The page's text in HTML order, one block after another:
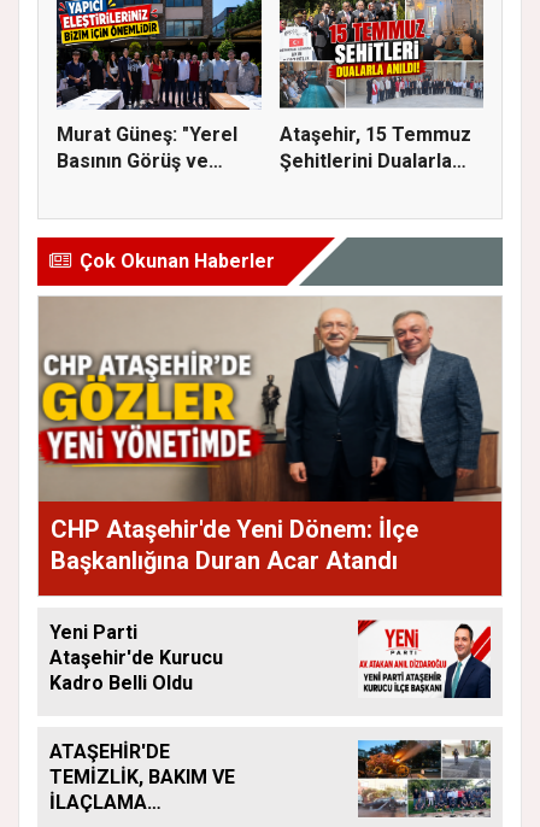
Murat Güneş: "Yerel
Basının Görüş ve
Ataşehir, 15 Temmuz
Şehitlerini Dualarla
Çok Okunan Haberler
CHP Ataşehir'de Yeni Dönem: İlçe
Başkanlığına Duran Acar Atandı
Yeni Parti
Ataşehir'de Kurucu
Kadro Belli Oldu
ATAŞEHİR'DE
TEMİZLİK, BAKIM VE
İLAÇLAMA